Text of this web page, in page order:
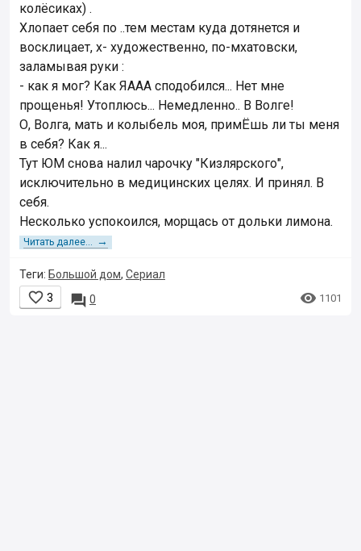
колёсиках) .
Хлопает себя по ..тем местам куда дотянется и
восклицает, х- художественно, по-мхатовски,
заламывая руки :
- как я мог? Как ЯААА сподобился... Нет мне
прощенья! Утоплюсь... Немедленно.. В Волге!
О, Волга, мать и колыбель моя, примЁшь ли ты меня
в себя? Как я...
Тут ЮМ снова налил чарочку "Кизлярского",
исключительно в медицинских целях. И принял. В
себя.
Несколько успокоился, морщась от дольки лимона.
Читать далее... →
Теги: Большой дом, Сериал
 3  0  1101